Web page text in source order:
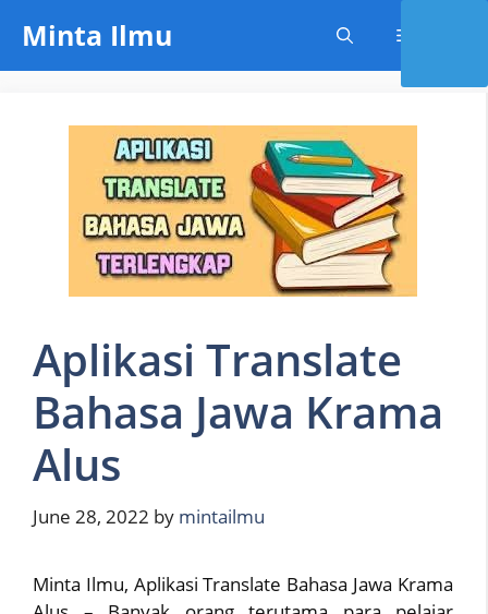
content
Minta Ilmu
Aplikasi Translate
Bahasa Jawa Krama
Alus
June 28, 2022 by mintailmu
Minta Ilmu, Aplikasi Translate Bahasa Jawa Krama